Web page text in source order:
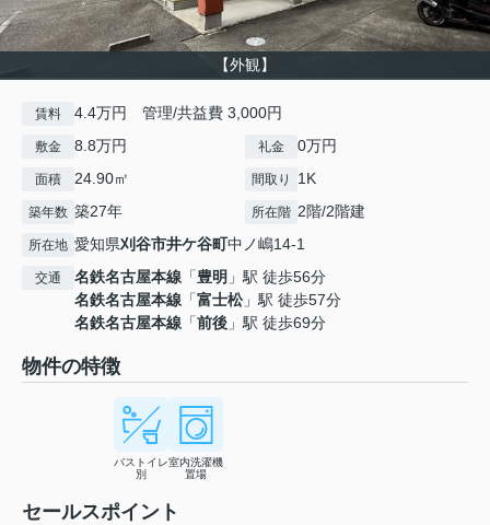
【外観】
賃料 4.4万円 管理/共益費 3,000円
敷金 8.8万円 礼金 0万円
面積 24.90㎡ 間取り 1K
築年数 築27年 所在階 2階/2階建
所在地 愛知県刈谷市井ケ谷町中ノ嶋14-1
交通 名鉄名古屋本線 「豊明 」駅 徒歩56分
名鉄名古屋本線 「富士松」駅 徒歩57分
名鉄名古屋本線 「前後 」駅 徒歩69分
物件の特徴
バストイレ
別
室内洗濯機
置場
セールスポイント